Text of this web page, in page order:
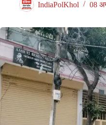
IndiaPolKhol 08